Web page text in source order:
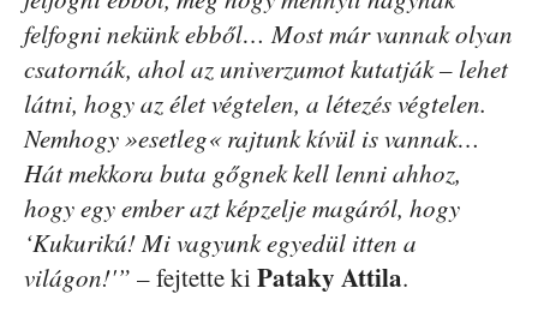
felfogni nekünk ebből… Most már vannak olyan
csatornák, ahol az univerzumot kutatják – lehet
látni, hogy az élet végtelen, a létezés végtelen.
Nemhogy »esetleg« rajtunk kívül is vannak…
Hát mekkora buta gőgnek kell lenni ahhoz,
hogy egy ember azt képzelje magáról, hogy
‘Kukurikú! Mi vagyunk egyedül itten a
világon!'” – fejtette ki Pataky Attila.